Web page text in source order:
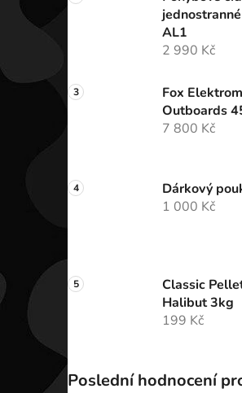
AL1
2 990 Kč
Fox
Outboards
7 800 Kč
Dárkový
1 000 Kč
Classic
Halibut 3kg
199 Kč
Poslední hodnocení